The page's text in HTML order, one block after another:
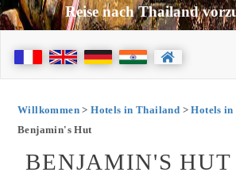
Reise nach Thailand
Willkommen>Hotels in Thailand >Hotels in
Benjamin's Hut
BENJAMIN'S